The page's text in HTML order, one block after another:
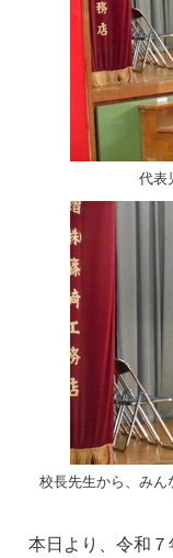
代表
校長先生から、みん
本日より、令和７